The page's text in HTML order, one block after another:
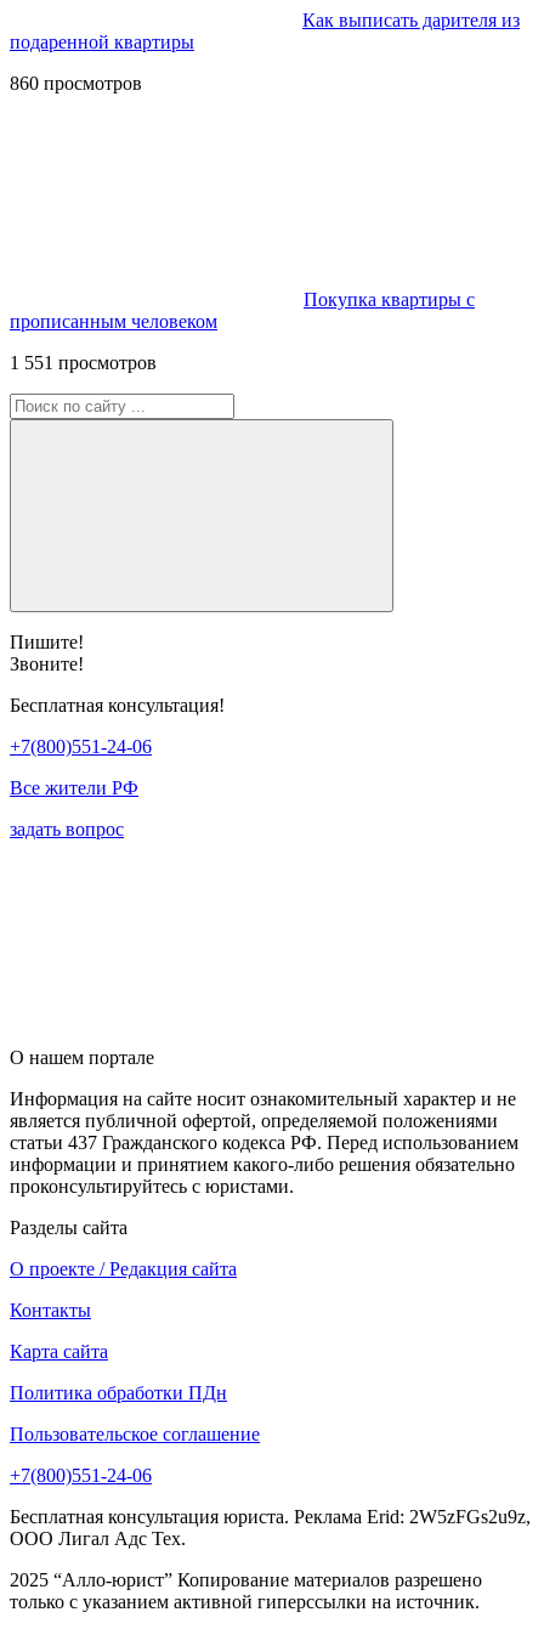
Как выписать дарителя из
подаренной квартиры
860 просмотров
Покупка квартиры с
прописанным человеком
1 551 просмотров
Пишите!
Звоните!
Бесплатная консультация!
+7(800)551-24-06
Все жители РФ
задать вопрос
О нашем портале
Информация на сайте носит ознакомительный характер и не
является публичной офертой, определяемой положениями
статьи 437 Гражданского кодекса РФ. Перед использованием
информации и принятием какого-либо решения обязательно
проконсультируйтесь с юристами.
Разделы сайта
О проекте / Редакция сайта
Контакты
Карта сайта
Политика обработки ПДн
Пользовательское соглашение
+7(800)551-24-06
Бесплатная консультация юриста. Реклама Erid: 2W5zFGs2u9z,
ООО Лигал Адс Тех.
2025 “Алло-юрист” Копирование материалов разрешено
только с указанием активной гиперссылки на источник.